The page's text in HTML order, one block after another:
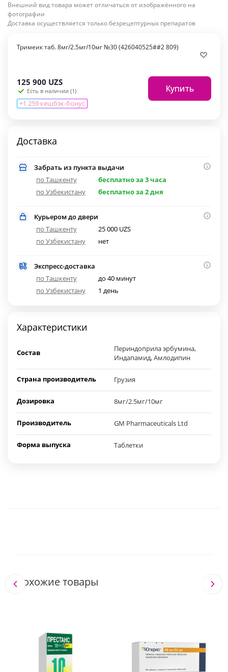
Внешний вид товара может отличаться от изображённого на
фотографии
Доставка осуществляется только безрецептурных препаратов
Тримеик таб. 8мг/2.5мг/10мг №30 (426040525##2 809)
125 900 UZS
Есть в наличии (1)
+1 259 кешбэк-бонус
Купить
Доставка
Забрать из пункта выдачи
по Ташкенту
бесплатно за 3 часа
по Узбекистану
бесплатно за 2 дня
Курьером до двери
по Ташкенту
25 000 UZS
по Узбекистану
нет
Экспресс-доставка
по Ташкенту
до 40 минут
по Узбекистану
1 день
Характеристики
Состав
Периндоприла эрбумина,
Индапамид, Амлодипин
Страна производитель Грузия
Дозировка 8мг/2.5мг/10мг
Производитель GM Pharmaceuticals Ltd
Форма выпуска Таблетки
Похожие товары